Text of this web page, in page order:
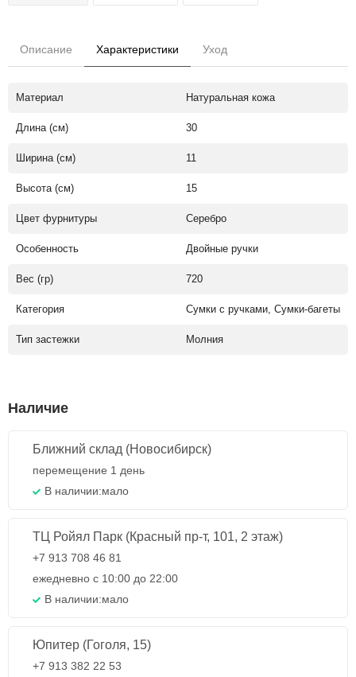
Описание Характеристики Уход
Материал Натуральная кожа
Длина (см) 30
Ширина (см) 11
Высота (см) 15
Цвет фурнитуры Серебро
Особенность Двойные ручки
Вес (гр) 720
Категория Сумки с ручками, Сумки-багеты
Тип застежки Молния
Наличие
Ближний склад (Новосибирск)
перемещение 1 день
В наличии:мало
ТЦ Ройял Парк (Красный пр-т, 101, 2 этаж)
+7 913 708 46 81
ежедневно с 10:00 до 22:00
В наличии:мало
Юпитер (Гоголя, 15)
+7 913 382 22 53